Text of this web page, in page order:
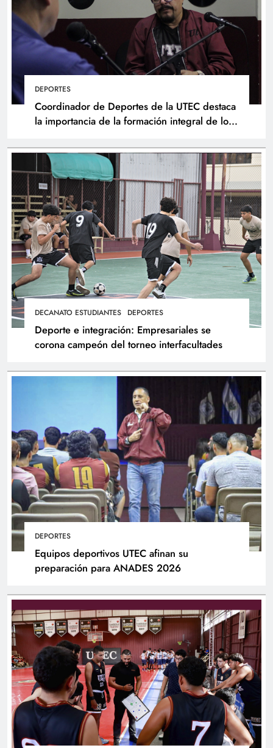
DEPORTES
Coordinador de Deportes de la UTEC destaca
la importancia de la formación integral de los
DECANATO ESTUDIANTES DEPORTES
Deporte e integración: Empresariales se
corona campeón del torneo interfacultades
DEPORTES
Equipos deportivos UTEC afinan su
preparación para ANADES 2026